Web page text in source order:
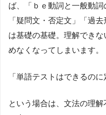
ば、「ｂｅ動詞と一般動詞
「疑問文・否定文」「過
は基礎の基礎。理解でき
めなくなってしまいます。
「単語テストはできるの
という場合は、文法の理